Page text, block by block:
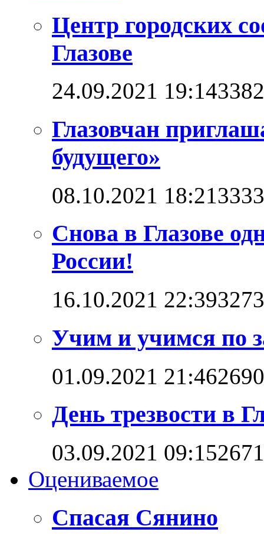
Центр городских
Глазове
24.09.2021 19:14
Глазовчан
будущего»
08.10.2021 18:21
Снова в Глазове
России!
16.10.2021 22:39
Учим и учимся по
01.09.2021 21:46
День трезвости в
03.09.2021 09:15
Оцениваемое
Спасая Сянино